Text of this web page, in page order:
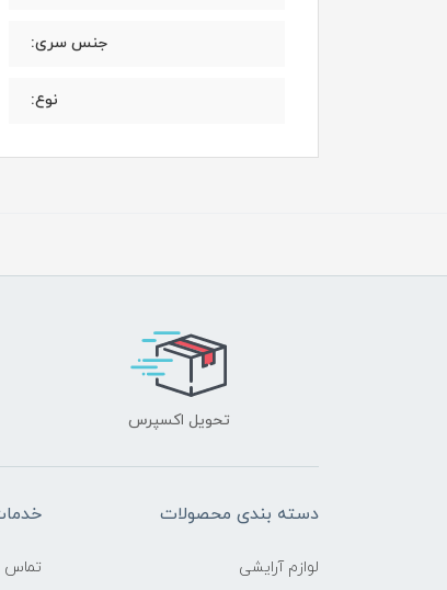
جنس سری:
نوع:
تحویل اکسپرس
دسته بندی محصولات
لوازم آرایشی
تماس